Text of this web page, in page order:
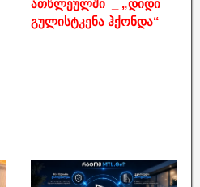
ათწლეულში _ „დიდი
გულისტკენა ჰქონდა“